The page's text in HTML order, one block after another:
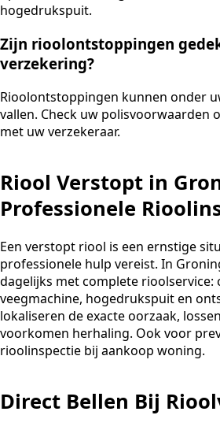
hogedrukspuit.
Zijn rioolontstoppingen
verzekering?
Rioolontstoppingen kunnen onder
vallen. Check uw polisvoorwaarden
met uw verzekeraar.
Riool Verstopt in
Professionele
Een verstopt riool is een ernstige
professionele hulp vereist. In
dagelijks met complete rioolservice:
veegmachine, hogedrukspuit en
lokaliseren de exacte oorzaak,
voorkomen herhaling. Ook voor
rioolinspectie bij aankoop woning.
Direct Bellen Bij